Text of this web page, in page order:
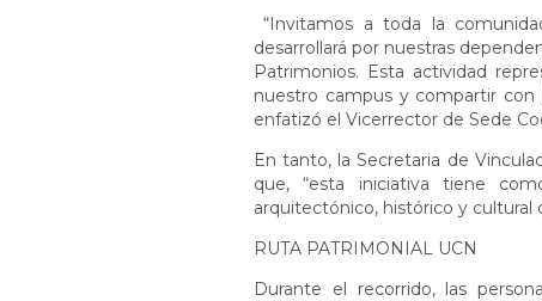
“Invitamos a toda la
desarrollará por nuestras
Patrimonios. Esta actividad
nuestro campus y compartir con
enfatizó el Vicerrector de Sede
En tanto, la Secretaria de
que, “esta iniciativa tiene
arquitectónico, histórico y cultural
RUTA PATRIMONIAL UCN
Durante el recorrido, las